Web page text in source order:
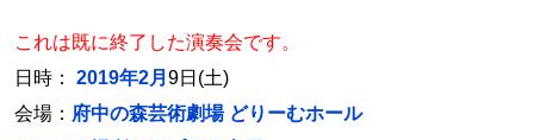
これは既に終了した演奏会です。
日時： 2019年2月 9日(土)
会場： 府中の森芸術劇場 どりーむホール